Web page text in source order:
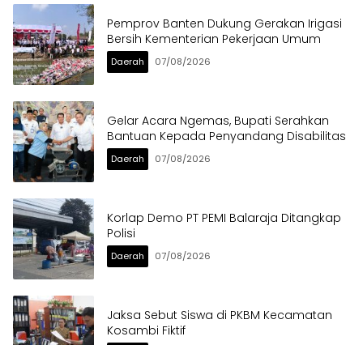
Pemprov Banten Dukung Gerakan Irigasi
Bersih Kementerian Pekerjaan Umum
Daerah 07/08/2026
Gelar Acara Ngemas, Bupati Serahkan
Bantuan Kepada Penyandang Disabilitas
Daerah 07/08/2026
Korlap Demo PT PEMI Balaraja Ditangkap
Polisi
Daerah 07/08/2026
Jaksa Sebut Siswa di PKBM Kecamatan
Kosambi Fiktif